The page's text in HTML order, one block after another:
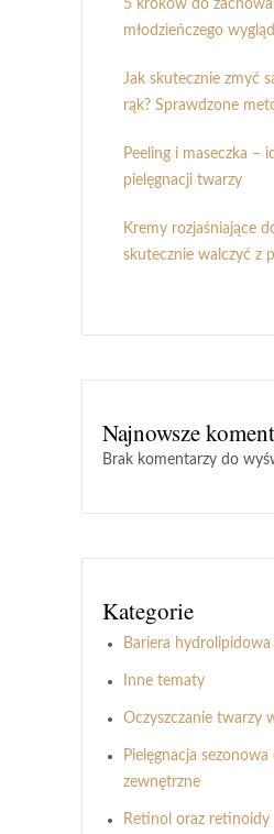
5 kroków do
młodzieńczego
Jak skutecznie zmyć
rąk? Sprawdzone
Peeling i maseczka –
pielęgnacji twarzy
Kremy rozjaśniające
skutecznie walczyć z
Najnowsze
Brak komentarzy do
Kategorie
Bariera hydrolipidowa
Inne tematy
Oczyszczanie twarzy
Pielęgnacja
zewnętrzne
Retinol oraz retinoidy